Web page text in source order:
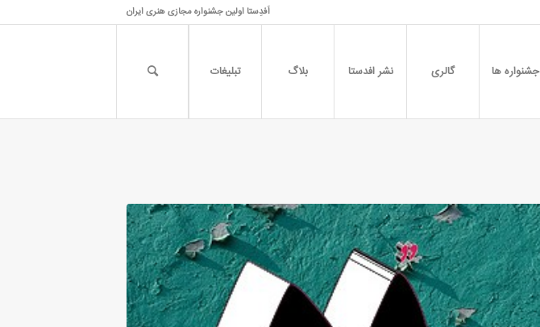
اَفدِستا اولین جشنواره مجازی هنری ایران
جشنواره ها گالری نشر افدستا بلاگ تبلیغات